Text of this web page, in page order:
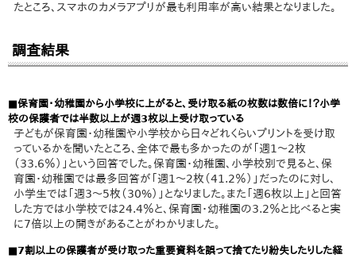
たところ、スマホのカメラアプリが最も利用率が高い結果となりました。
調査結果
■保育園・幼稚園から小学校に上がると、受け取る紙の枚数は数倍に！？小学
校の保護者では半数以上が週3枚以上受け取っている
子どもが保育園・幼稚園や小学校から日々どれくらいプリントを受け取
っているかを聞いたところ、全体で最も多かったのが「週1～2枚
（33.6％）」という回答でした。保育園・幼稚園、小学校別で見ると、保
育園・幼稚園では最多回答が「週1～2枚（41.2％）」だったのに対し、
小学生では「週3～5枚（30%）」となりました。また「週6枚以上」と回答
した方では小学校では24.4％と、保育園・幼稚園の3.2％と比べると実
に7倍以上の開きがあることがわかりました。
■7割以上の保護者が受け取った重要資料を誤って捨てたり紛失したりした経